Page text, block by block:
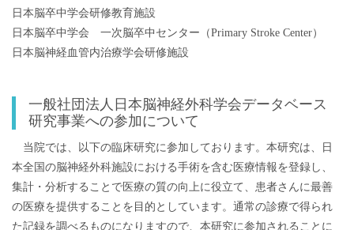
日本脳卒中学会研修教育施設
日本脳卒中学会 一次脳卒中センター（Primary Stroke Center）
日本脳神経血管内治療学会研修施設
一般社団法人日本脳神経外科学会データベース
研究事業への参加について
当院では、以下の臨床研究に参加しております。本研究は、日
本全国の脳神経外科施設における手術を含む医療情報を登録し、
集計・分析することで医療の質の向上に役立て、患者さんに最善
の医療を提供することを目的としています。通常の診療で得られ
た記録を調べるものになりますので、本研究に参加されることに